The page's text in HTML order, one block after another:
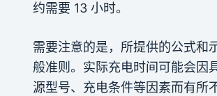
约需要 13 小时。
需要注意的是，所提供的公式和
般准则。实际充电时间可能会因
源型号、充电条件等因素而有所